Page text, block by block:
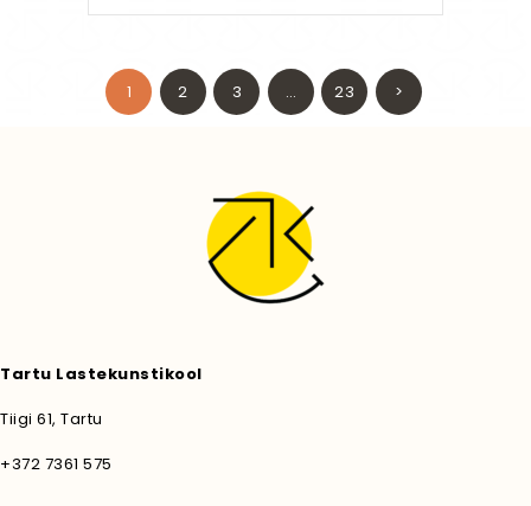
Postituste
leheküljendus
PAGE
1 PAGE
2 PAGE
3 … PAGE
23 >
Tartu Lastekunstikool
Tiigi 61, Tartu
+372 7361 575